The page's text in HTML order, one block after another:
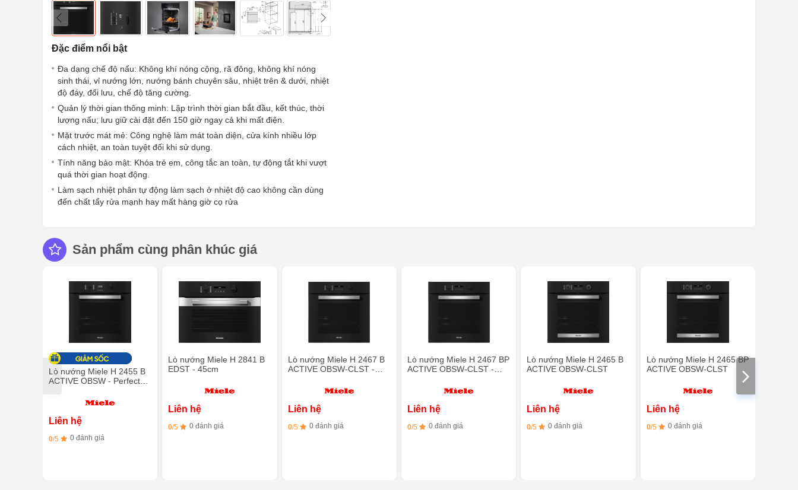
Đặc điểm nổi bật
Đa dạng chế độ nấu: Không khí nóng cộng, rã đông, không khí nóng
sinh thái, vỉ nướng lớn, nướng bánh chuyên sâu, nhiệt trên & dưới, nhiệt
độ đáy, đối lưu, chế độ tăng cường.
Quản lý thời gian thông minh: Lập trình thời gian bắt đầu, kết thúc, thời
lượng nấu; lưu giữ cài đặt đến 150 giờ ngay cả khi mất điện.
Mặt trước mát mẻ: Công nghệ làm mát toàn diện, cửa kính nhiều lớp
cách nhiệt, an toàn tuyệt đối khi sử dụng.
Tính năng bảo mật: Khóa trẻ em, công tắc an toàn, tự động tắt khi vượt
quá thời gian hoạt động.
Làm sạch nhiệt phân tự động làm sạch ở nhiệt độ cao không cần dùng
đến chất tẩy rửa mạnh hay mất hàng giờ cọ rửa
Sản phẩm cùng phân khúc giá
Lò nướng Miele H 2455 B
ACTIVE OBSW - Perfect
Liên hệ
0/5 0 đánh giá
Lò nướng Miele H 2841 B
EDST - 45cm
Liên hệ
0/5 0 đánh giá
Lò nướng Miele H 2467 B
ACTIVE OBSW-CLST -
Liên hệ
0/5 0 đánh giá
Lò nướng Miele H 2467 BP
ACTIVE OBSW-CLST -
Liên hệ
0/5 0 đánh giá
Lò nướng Miele H 2465 B
ACTIVE OBSW-CLST
Liên hệ
0/5 0 đánh giá
Lò nướng Miele H 2465 BP
ACTIVE OBSW-CLST
Liên hệ
0/5 0 đánh giá